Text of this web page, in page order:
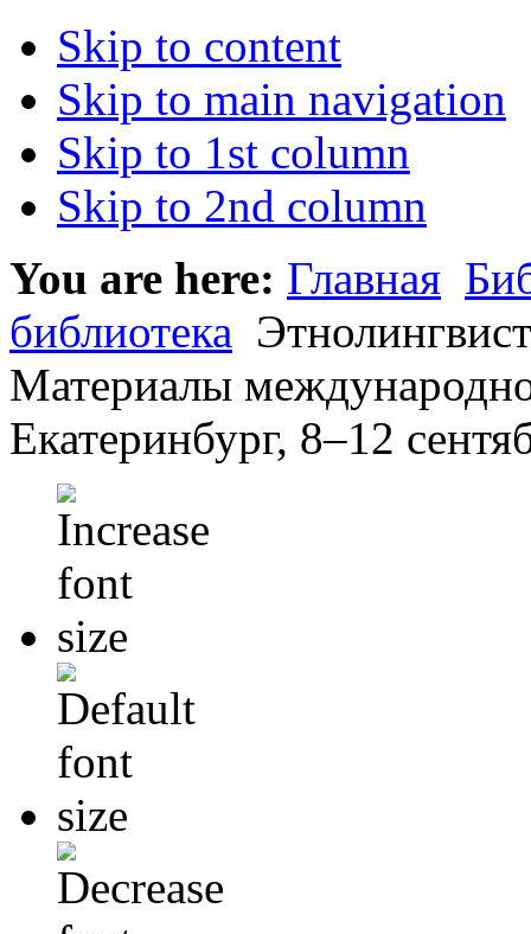
Skip to content
Skip to main navigation
Skip to 1st column
Skip to 2nd column
You are here: Главная
библиотека
Материалы
Екатеринбург, 8–12